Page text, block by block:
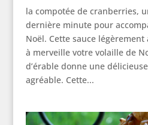
la compotée de cranberries,
dernière minute pour
Noël. Cette sauce
à merveille votre volaille de
d’érable donne une
agréable. Cette...